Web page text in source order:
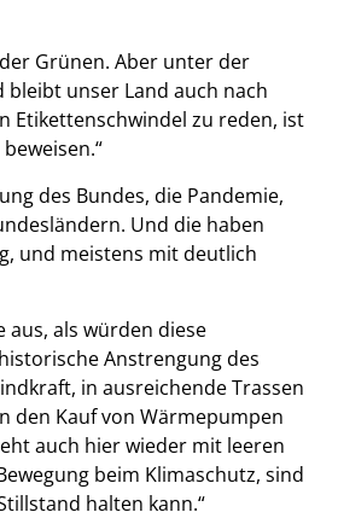
Grünen. Aber unter der
unser Land auch nach
Etikettenschwindel zu reden, ist
des Bundes, die Pandemie,
Und die haben
und meistens mit deutlich
als würden diese
Anstrengung des
in ausreichende Trassen
den Kauf von Wärmepumpen
auch hier wieder mit leeren
beim Klimaschutz, sind
halten kann.“